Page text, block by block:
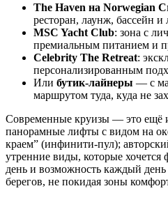
The Haven на Norwegian
ресторан, лаунж, бассейн
MSC Yacht Club: зона с
премиальным питанием и
Celebrity The Retreat:
персонализированным
Или бутик-лайнеры — с
маршрутом туда, куда не
Современные круизы — это ещё
панорамные лифты с видом на
краем” (инфинити-пул);
утренние виды, которые хочется
день и возможность каждый
берегов, не покидая зоны